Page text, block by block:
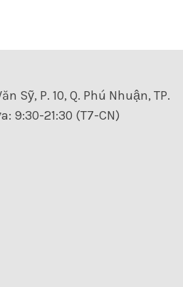
Sỹ, P. 10, Q. Phú Nhuận, TP.
9:30-21:30 (T7-CN)